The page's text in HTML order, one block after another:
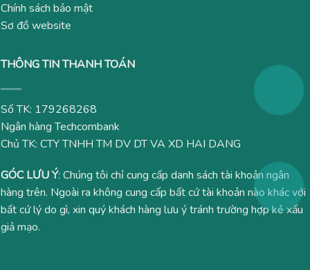
Chính sách bảo mật
Sơ đồ website
THÔNG TIN THANH TOÁN
Số TK: 179268268
Ngân hàng Techcombank
Chủ TK: CTY TNHH TM DV DT VA XD HAI DANG
GÓC LƯU Ý: Chúng tôi chỉ cung cấp danh sách tài khoản ngân
hàng trên. Ngoài ra không cung cấp bất cứ tài khoản nào khác với
bất cứ lý do gì, xin quý khách hàng lưu ý tránh trường hợp kẻ xấu
giả mạo.